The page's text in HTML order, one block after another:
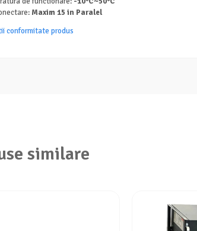
Maxim 15 in Paralel
conformitate produs
similare